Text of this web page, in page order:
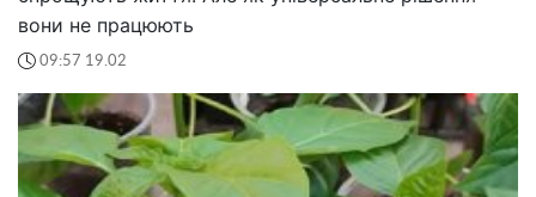
вони не працюють
09:57 19.02